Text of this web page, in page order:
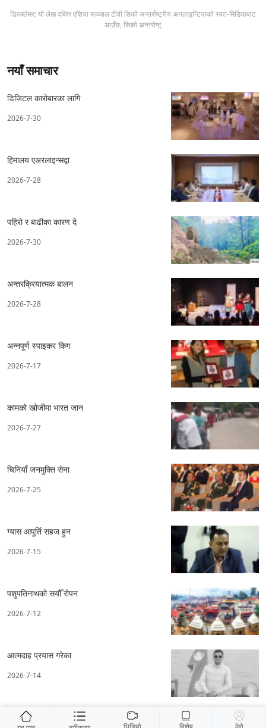
डिस्क्लेमर: यो लेख दक्षिण एशिया सञ्जाल टीवी सिको अन्तर्राष्ट्रीय अनलाइन्टियाको स्वत-मिडियाबाट
आउँछ, सिको अन्तर्राष्ट्
नयाँ समाचार
डिजिटल कारोबारका लागि
2026-7-30
हिमालय एअरलाइन्सद्वा
2026-7-28
पहिरो र बाढीका कारण दे
2026-7-30
अन्तरक्रियात्मक बालन
2026-7-28
अन्नपूर्ण स्पाइकर किग
2026-7-17
कामको खोजीमा भारत जान
2026-7-27
चिनियाँ जनमुक्ति सेना
2026-7-25
ग्यास आपूर्ति सहज हुन
2026-7-15
पशुपतिनाथको सयौँ रोपन
2026-7-12
आत्मदाह प्रयास गरेका
2026-7-14